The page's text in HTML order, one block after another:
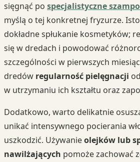
sięgnąć po specjalistyczne
myślą o tej konkretnej fryzurze.
dokładne spłukanie kosmetyków;
się w dredach i powodować
szczególności w pierwszych
dredów regularność pielęgnacji
w utrzymaniu ich kształtu oraz
Dodatkowo, warto delikatnie
unikać intensywnego pocierania
uszkodzić. Używanieolejków lub
nawilżających pomoże zachować